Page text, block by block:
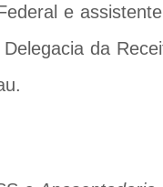
e
da